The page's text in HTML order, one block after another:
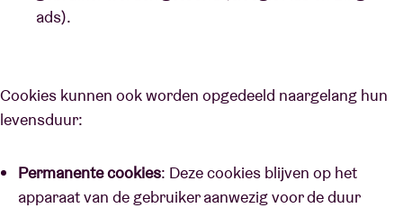
ads).
Cookies kunnen ook worden opgedeeld naargelang hun
levensduur:
Permanente cookies: Deze cookies blijven op het
apparaat van de gebruiker aanwezig voor de duur